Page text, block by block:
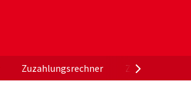
Zuzahlungsrechner